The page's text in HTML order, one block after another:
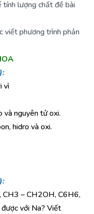
tính lượng chất đề bài
viết phương trình phản
vì
và nguyên tử oxi.
hidro và oxi.
CH3 – CH2OH, C6H6,
với Na? Viết